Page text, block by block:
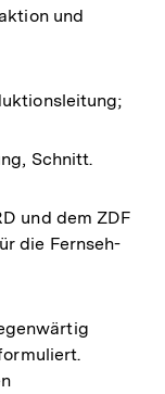
und
Schnitt.
und dem ZDF
die Fernseh-